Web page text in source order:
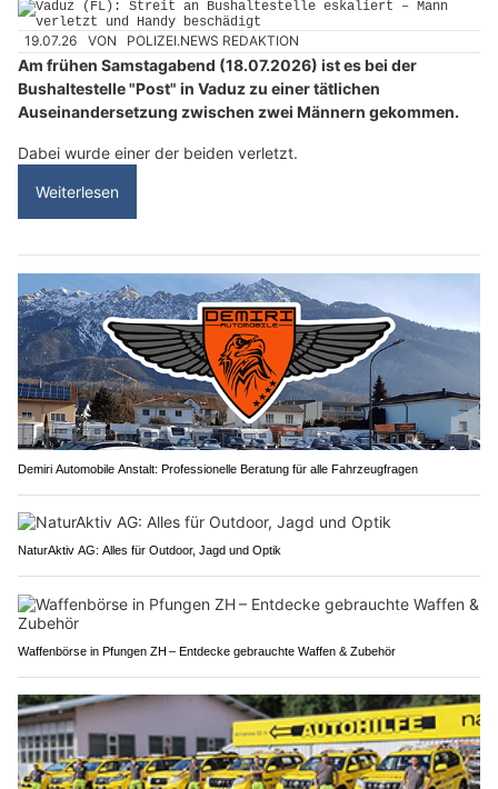
19.07.26 VON POLIZEI.NEWS REDAKTION
Am frühen Samstagabend (18.07.2026) ist es bei der
Bushaltestelle "Post" in Vaduz zu einer tätlichen
Auseinandersetzung zwischen zwei Männern gekommen.
Dabei wurde einer der beiden verletzt.
Weiterlesen
Demiri Automobile Anstalt: Professionelle Beratung für alle Fahrzeugfragen
NaturAktiv AG: Alles für Outdoor, Jagd und Optik
Waffenbörse in Pfungen ZH – Entdecke gebrauchte Waffen & Zubehör